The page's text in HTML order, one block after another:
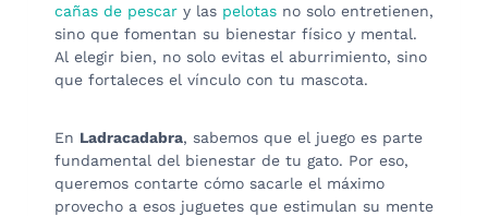
cañas de pescar y las pelotas no solo entretienen,
sino que fomentan su bienestar físico y mental.
Al elegir bien, no solo evitas el aburrimiento, sino
que fortaleces el vínculo con tu mascota.
En Ladracadabra, sabemos que el juego es parte
fundamental del bienestar de tu gato. Por eso,
queremos contarte cómo sacarle el máximo
provecho a esos juguetes que estimulan su mente